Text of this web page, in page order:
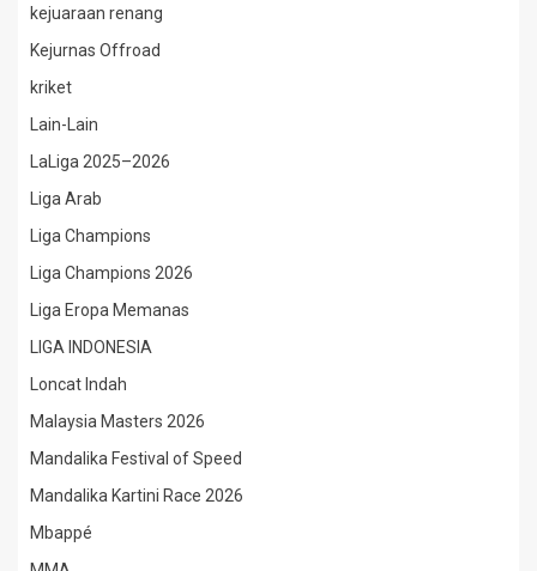
kejuaraan renang
Kejurnas Offroad
kriket
Lain-Lain
LaLiga 2025–2026
Liga Arab
Liga Champions
Liga Champions 2026
Liga Eropa Memanas
LIGA INDONESIA
Loncat Indah
Malaysia Masters 2026
Mandalika Festival of Speed
Mandalika Kartini Race 2026
Mbappé